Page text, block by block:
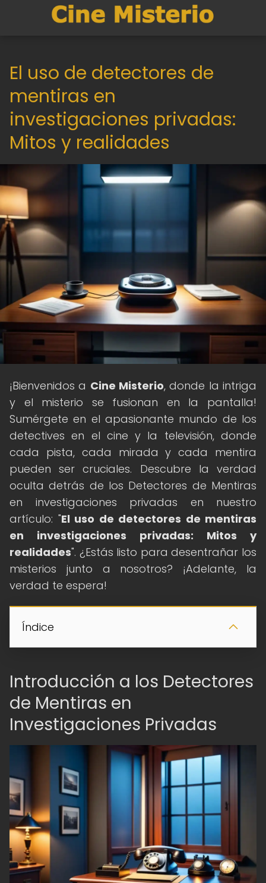
El uso de detectores de
mentiras en
investigaciones privadas:
Mitos y realidades
¡Bienvenidos a Cine Misterio, donde la intriga
y el misterio se fusionan en la pantalla!
Sumérgete en el apasionante mundo de los
detectives en el cine y la televisión, donde
cada pista, cada mirada y cada mentira
pueden ser cruciales. Descubre la verdad
oculta detrás de los Detectores de Mentiras
en investigaciones privadas en nuestro
artículo: "El uso de detectores de mentiras
en investigaciones privadas: Mitos y
realidades". ¿Estás listo para desentrañar los
misterios junto a nosotros? ¡Adelante, la
verdad te espera!
Índice
Introducción a los Detectores
de Mentiras en
Investigaciones Privadas